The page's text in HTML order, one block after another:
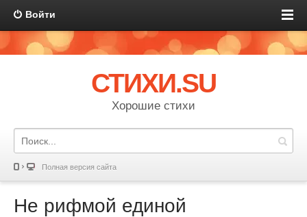
Войти
СТИХИ.SU
Хорошие стихи
Полная версия сайта
Не рифмой единой